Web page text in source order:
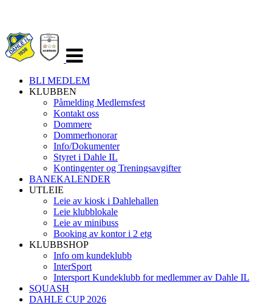
navigasjon
BLI MEDLEM
KLUBBEN
Påmelding Medlemsfest
Kontakt oss
Dommere
Dommerhonorar
Info/Dokumenter
Styret i Dahle IL
Kontingenter og Treningsavgifter
BANEKALENDER
UTLEIE
Leie av kiosk i Dahlehallen
Leie klubblokale
Leie av minibuss
Booking av kontor i 2 etg
KLUBBSHOP
Info om kundeklubb
InterSport
Intersport Kundeklubb for medlemmer av Dahle IL
SQUASH
DAHLE CUP 2026